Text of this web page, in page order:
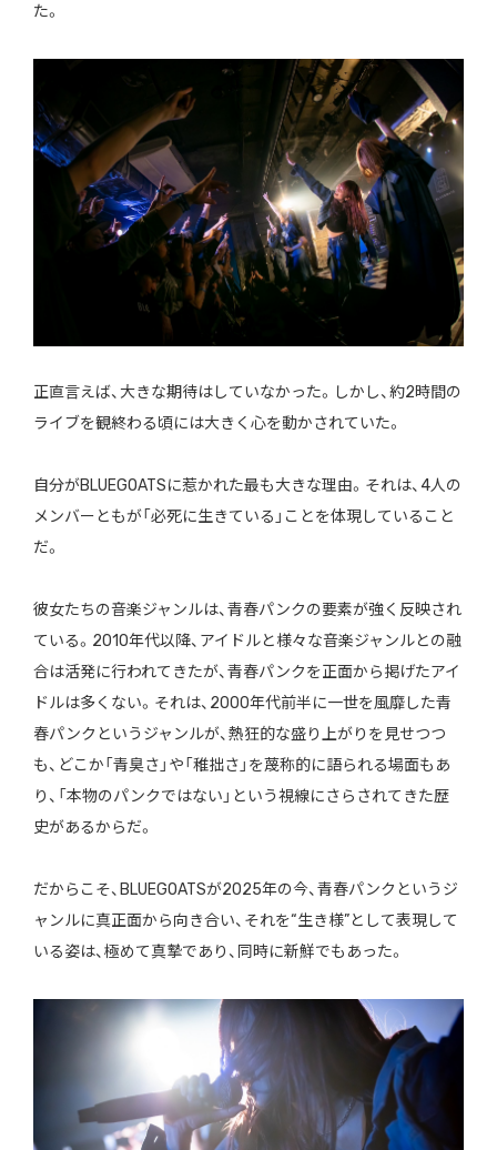
た。
正直言えば、大きな期待はしていなかった。しかし、約2時間の
ライブを観終わる頃には大きく心を動かされていた。
自分がBLUEGOATSに惹かれた最も大きな理由。それは、4人の
メンバーともが「必死に生きている」ことを体現していること
だ。
彼女たちの音楽ジャンルは、青春パンクの要素が強く反映され
ている。2010年代以降、アイドルと様々な音楽ジャンルとの融
合は活発に行われてきたが、青春パンクを正面から掲げたアイ
ドルは多くない。それは、2000年代前半に一世を風靡した青
春パンクというジャンルが、熱狂的な盛り上がりを見せつつ
も、どこか「青臭さ」や「稚拙さ」を蔑称的に語られる場面もあ
り、「本物のパンクではない」という視線にさらされてきた歴
史があるからだ。
だからこそ、BLUEGOATSが2025年の今、青春パンクというジ
ャンルに真正面から向き合い、それを“生き様”として表現して
いる姿は、極めて真摯であり、同時に新鮮でもあった。